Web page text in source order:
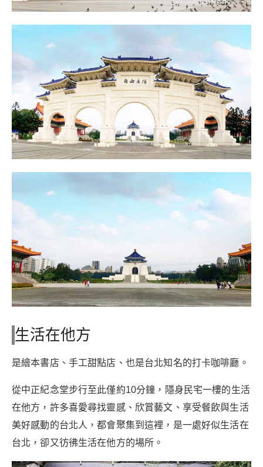
生活在他方
是繪本書店、手工甜點店、也是台北知名的打卡咖啡廳。
從中正紀念堂步行至此僅約10分鐘，隱身民宅一樓的生活
在他方，許多喜愛尋找靈感、欣賞藝文、享受餐飲與生活
美好感動的台北人，都會聚集到這裡，是一處好似生活在
台北，卻又彷彿生活在他方的場所。